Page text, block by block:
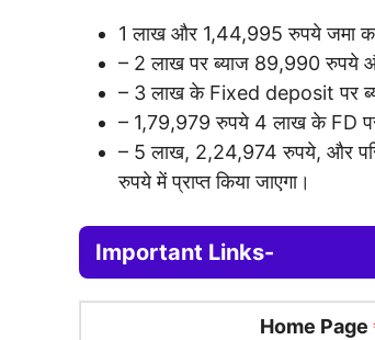
1 लाख और 1,44,995 रुपये जमा
– 2 लाख पर ब्याज 89,990 रुपये
– 3 लाख के Fixed deposit पर
– 1,79,979 रुपये 4 लाख के FD पर
– 5 लाख, 2,24,974 रुपये, और
रुपये में प्राप्त किया जाएगा।
Important Links-
Home Page